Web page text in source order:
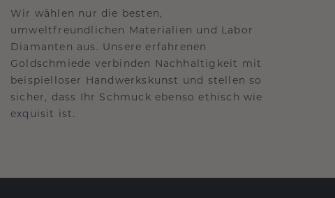
Wir wählen nur die besten,
umweltfreundlichen Materialien und Labor
Diamanten aus. Unsere erfahrenen
Goldschmiede verbinden Nachhaltigkeit mit
beispielloser Handwerkskunst und stellen so
sicher, dass Ihr Schmuck ebenso ethisch wie
exquisit ist.